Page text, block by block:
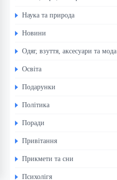
Наука та природа
Новини
Одяг, взуття, аксесуари та мода
Освіта
Подарунки
Політика
Поради
Привітання
Прикмети та сни
Психолігя